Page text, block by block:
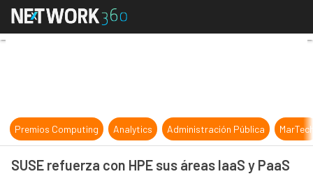
SUSE refuerza con HPE sus áreas
Premios Computing Analytics Administración Pública
SUSE refuerza con HPE sus áreas IaaS y PaaS